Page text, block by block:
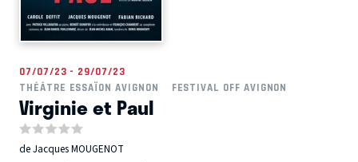
07/07/23 - 29/07/23
THÉÂTRE ESSAÏON AVIGNON
FESTIVAL OFF AVIGNON
Virginie et Paul
de Jacques MOUGENOT